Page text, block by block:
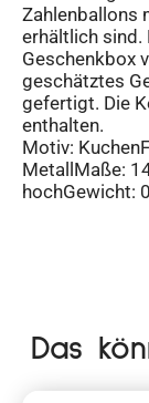
Zahlenballons
erhältlich sind.
Geschenkbox
geschätztes
gefertigt. Die
enthalten.
Motiv:
MetallMaße:
hochGewicht:
Das